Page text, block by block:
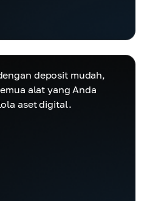
deposit mudah,
alat yang Anda
aset digital.